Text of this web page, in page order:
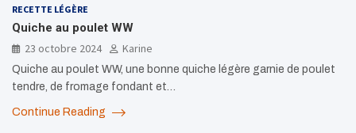
RECETTE LÉGÈRE
Quiche au poulet WW
23 octobre 2024
Karine
Quiche au poulet WW, une bonne quiche légère garnie de poulet
tendre, de fromage fondant et…
Continue Reading